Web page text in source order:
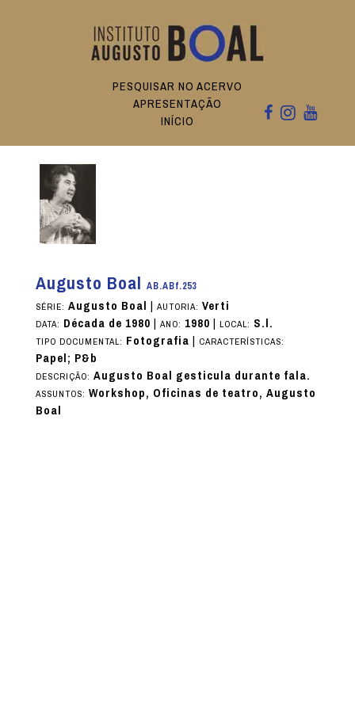
PESQUISAR NO ACERVO
APRESENTAÇÃO
INÍCIO
Augusto Boal AB.ABf.253
SÉRIE: Augusto Boal | AUTORIA: Verti
DATA: Década de 1980| ANO: 1980| LOCAL: S.l.
TIPO DOCUMENTAL: Fotografia| CARACTERÍSTICAS:
Papel; P&b
DESCRIÇÃO: Augusto Boal gesticula durante fala.
ASSUNTOS: Workshop, Oficinas de teatro, Augusto
Boal